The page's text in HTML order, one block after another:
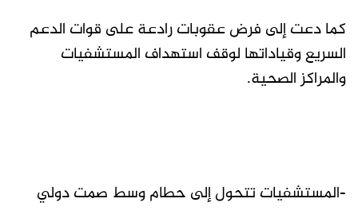
كما دعت إلى فرض عقوبات رادعة على قوات الدعم
السريع وقياداتها لوقف استهداف المستشفيات
والمراكز الصحية.
-المستشفيات تتحول إلى حطام وسط صمت دولي